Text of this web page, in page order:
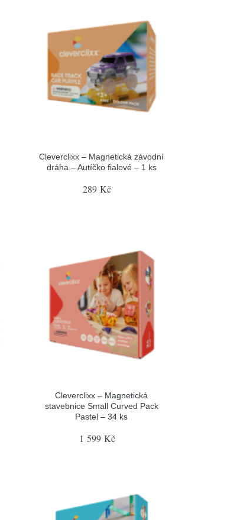
Cleverclixx – Magnetická závodní
dráha – Autíčko fialové – 1 ks
289 Kč
Cleverclixx – Magnetická
stavebnice Small Curved Pack
Pastel – 34 ks
1 599 Kč